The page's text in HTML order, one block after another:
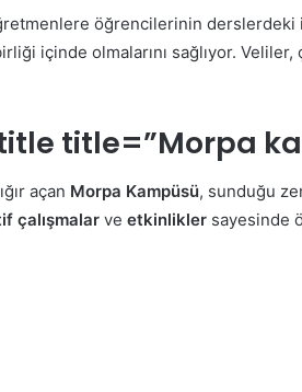
öğrencilerinin derslerdeki
içinde olmalarını sağlıyor.
title=”Morpa
açan Morpa Kampüsü, sunduğu
çalışmalar ve etkinlikler sayesinde